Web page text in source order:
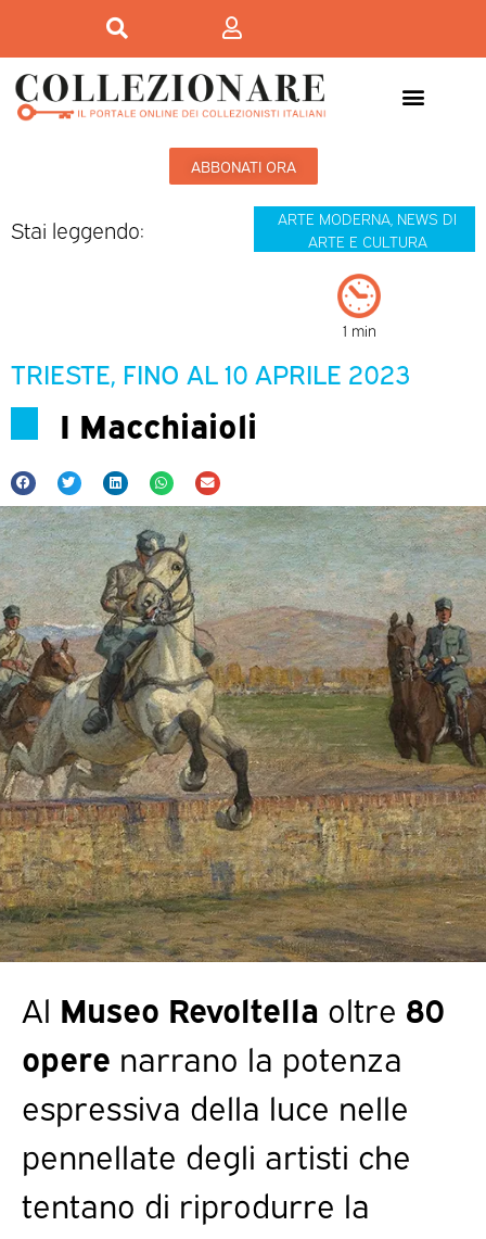
ABBONATI ORA
Stai leggendo: ARTE MODERNA NEWS DI
ARTE E CULTURA
1 min
TRIESTE, FINO AL 10 APRILE 2023
I Macchiaioli
Al Museo Revoltella oltre 80
opere narrano la potenza
espressiva della luce nelle
pennellate degli artisti che
tentano di riprodurre la